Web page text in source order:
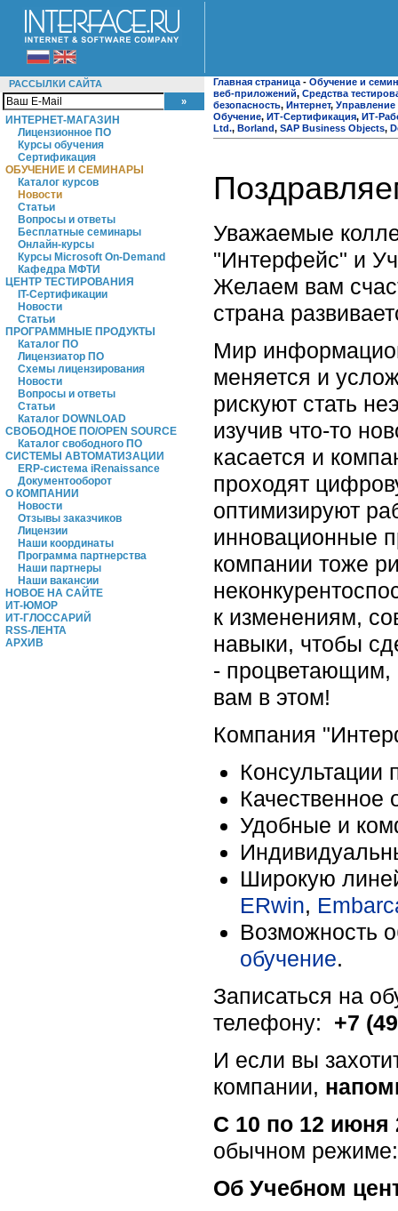
РАССЫЛКИ САЙТА
ИНТЕРНЕТ-МАГАЗИН
Лицензионное ПО
Курсы обучения
Сертификация
ОБУЧЕНИЕ И СЕМИНАРЫ
Каталог курсов
Новости
Статьи
Вопросы и ответы
Бесплатные семинары
Онлайн-курсы
Курсы Microsoft On-Demand
Кафедра МФТИ
ЦЕНТР ТЕСТИРОВАНИЯ
IT-Сертификации
Новости
Статьи
ПРОГРАММНЫЕ ПРОДУКТЫ
Каталог ПО
Лицензиатор ПО
Схемы лицензирования
Новости
Вопросы и ответы
Статьи
Каталог DOWNLOAD
СВОБОДНОЕ ПО/OPEN SOURCE
Каталог свободного ПО
СИСТЕМЫ АВТОМАТИЗАЦИИ
ERP-система iRenaissance
Документооборот
О КОМПАНИИ
Новости
Отзывы заказчиков
Лицензии
Наши координаты
Программа партнерства
Наши партнеры
Наши вакансии
НОВОЕ НА САЙТЕ
ИТ-ЮМОР
ИТ-ГЛОССАРИЙ
RSS-ЛЕНТА
АРХИВ
Главная страница - Обучение и
веб-приложений, Средства
безопасность, Интернет, Управление
Обучение, ИТ-Сертификация, ИТ-
Ltd., Borland, SAP Business Objects,
Уважаемые
"Интерфейс" и
Желаем вам
страна
Мир
меняется и
рискуют стать
изучив что-то
касается и
проходят
оптимизируют
инновационные
компании тоже
к изменениям,
навыки, чтобы
- процветающим,
вам в этом!
Компания
Консультации
Качественное
Удобные и
Широкую
ERwin,
Возможность
обучение.
Записаться на
телефону: +7
И если вы
компании,
С 10 по 12 июня
обычном
Об Учебном